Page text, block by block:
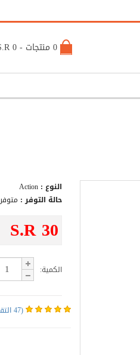
0 منتجات - S.R 0
النوع : Action
حالة التوفر : متوفر
S.R 30
الكمية:
(47 التقييمات)